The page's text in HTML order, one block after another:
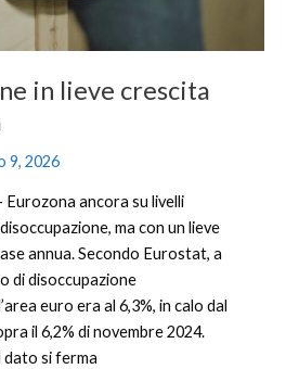
in lieve crescita
9, 2026
Eurozona ancora su livelli
ma con un lieve
annua. Secondo Eurostat, a
di disoccupazione
euro era al 6,3%, in calo dal
il 6,2% di novembre 2024.
dato si ferma